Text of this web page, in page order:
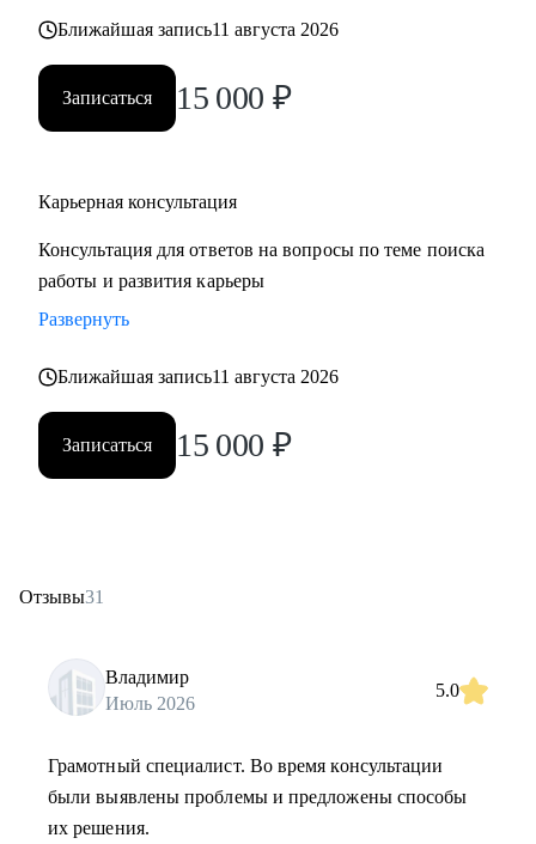
также замотивировать на движение к желаемой цели.
Ближайшая запись11 августа 2026
Записаться 15 000 ₽
Карьерная консультация
Консультация для ответов на вопросы по теме поиска
работы и развития карьеры
Развернуть
Ближайшая запись11 августа 2026
Записаться 15 000 ₽
Отзывы31
Владимир
Июль 2026
5.0
Грамотный специалист. Во время консультации
были выявлены проблемы и предложены способы
их решения.